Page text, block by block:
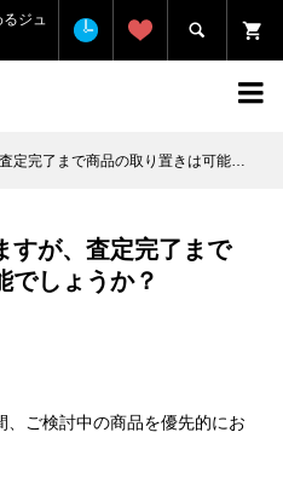
ジュ


まで商品の取り置きは可能でしょうか？
すが、査定完了まで
でしょうか？
ご検討中の商品を優先的にお